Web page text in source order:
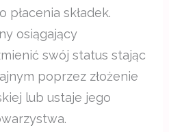
płacenia składek.
osiągający
swój status stając
poprzez złożenie
lub ustaje jego